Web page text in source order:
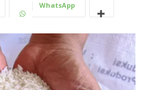
WhatsApp